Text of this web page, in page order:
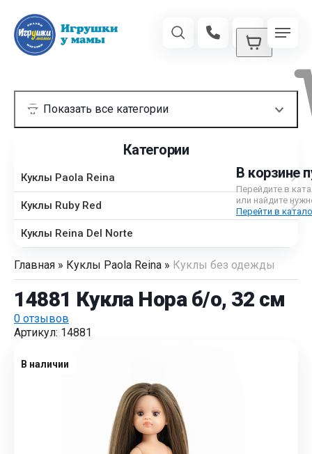
В корзине
Перейдите в
или найдите
Перейти в
Категории
Куклы Paola Reina
Куклы Ruby Red
Куклы Reina Del Norte
Главная » Куклы Paola Reina » Куклы без одежды
14881 Кукла Нора б/о, 32 см
0 отзывов
Артикул: 14881
В наличии